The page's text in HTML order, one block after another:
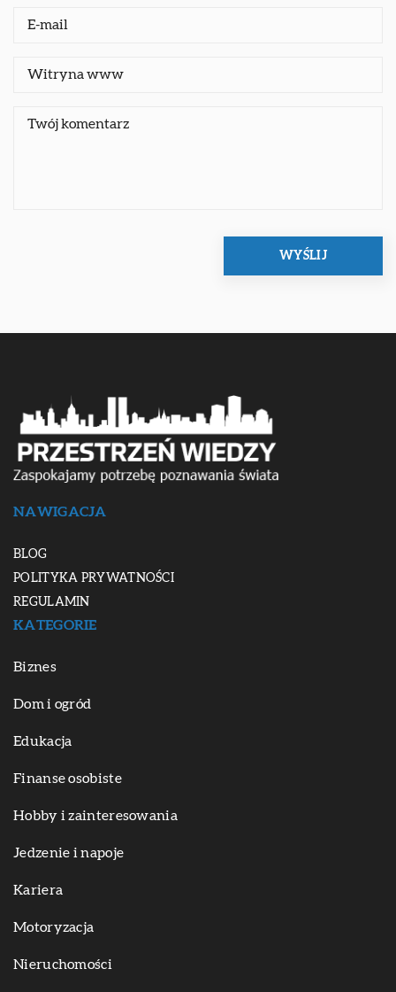
NAWIGACJA
BLOG
POLITYKA PRYWATNOŚCI
REGULAMIN
KATEGORIE
Biznes
Dom i ogród
Edukacja
Finanse osobiste
Hobby i zainteresowania
Jedzenie i napoje
Kariera
Motoryzacja
Nieruchomości